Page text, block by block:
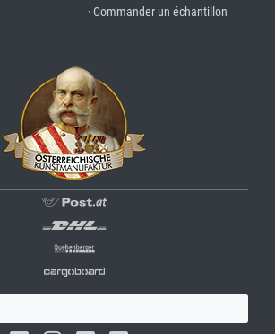
· Commander un échantillon